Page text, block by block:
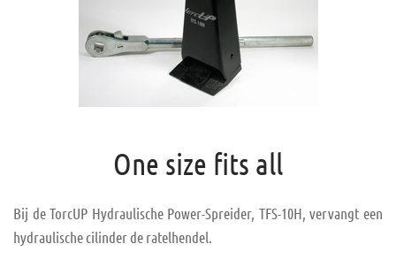
One size fits all
Bij de TorcUP Hydraulische Power-Spreider, TFS-10H, vervangt een
hydraulische cilinder de ratelhendel.